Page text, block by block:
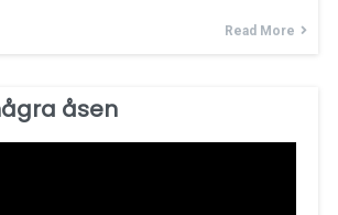
Read More
åsen